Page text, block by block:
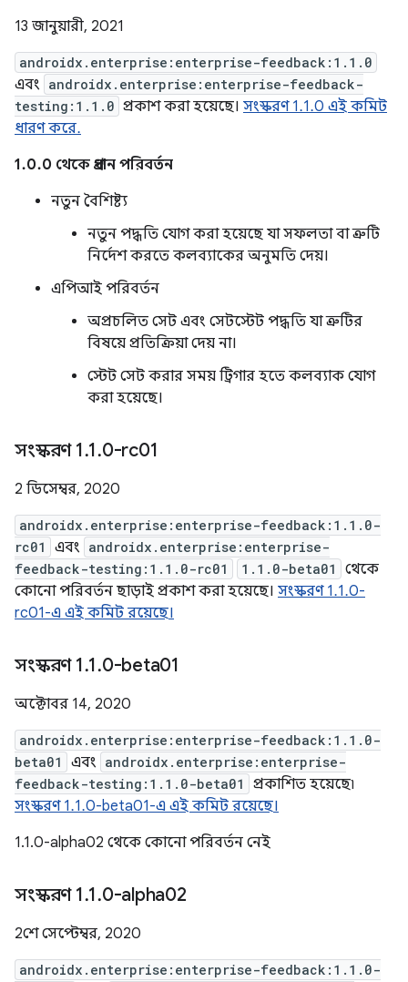
13 জানুয়ারী, 2021
androidx.enterprise:enterprise-feedback:1.1.0
এবং androidx.enterprise:enterprise-feedback-
testing:1.1.0 প্রকাশ করা হয়েছে। সংস্করণ 1.1.0 এই কমিট
ধারণ করে.
1.0.0 থেকে প্রধান পরিবর্তন
নতুন বৈশিষ্ট্য
নতুন পদ্ধতি যোগ করা হয়েছে যা সফলতা বা ত্রুটি
নির্দেশ করতে কলব্যাকের অনুমতি দেয়।
এপিআই পরিবর্তন
অপ্রচলিত সেট এবং সেটস্টেট পদ্ধতি যা ত্রুটির
বিষয়ে প্রতিক্রিয়া দেয় না।
স্টেট সেট করার সময় ট্রিগার হতে কলব্যাক যোগ
করা হয়েছে।
সংস্করণ 1.1.0-rc01
2 ডিসেম্বর, 2020
androidx.enterprise:enterprise-feedback:1.1.0-
rc01
এবং androidx.enterprise:enterprise-
feedback-testing:1.1.0-rc01
1.1.0-beta01
থেকে
কোনো পরিবর্তন ছাড়াই প্রকাশ করা হয়েছে। সংস্করণ 1.1.0-
rc01-এ এই কমিট রয়েছে।
সংস্করণ 1.1.0-beta01
অক্টোবর 14, 2020
androidx.enterprise:enterprise-feedback:1.1.0-
beta01
এবং androidx.enterprise:enterprise-
feedback-testing:1.1.0-beta01
প্রকাশিত হয়েছে৷
সংস্করণ 1.1.0-beta01-এ এই কমিট রয়েছে।
1.1.0-alpha02 থেকে কোনো পরিবর্তন নেই
সংস্করণ 1.1.0-alpha02
2শে সেপ্টেম্বর, 2020
androidx.enterprise:enterprise-feedback:1.1.0-